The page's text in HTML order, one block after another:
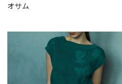
オサム